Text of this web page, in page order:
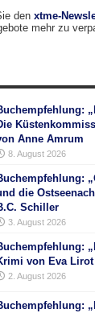
den xtme-
mehr zu
Anne Amrum
8. August 2026
die
Schiller
3. August 2026
von Eva Lirot
2. August 2026